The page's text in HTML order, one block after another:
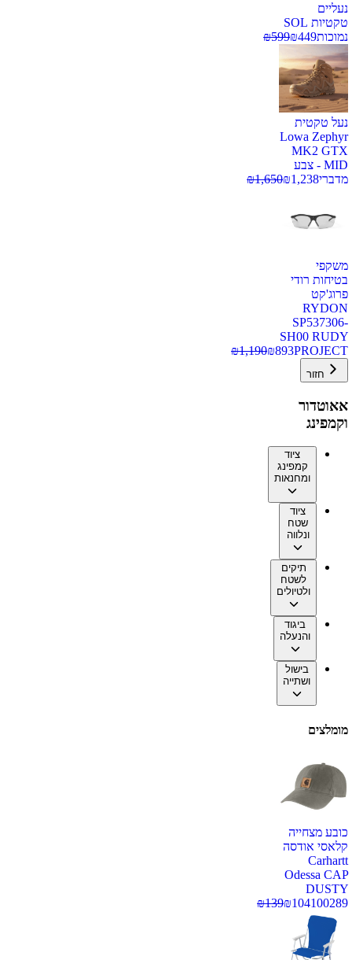
נעליים
טקטיות SOL
נמוכות
₪449
₪599
נעל טקטית
Lowa Zephyr
MK2 GTX
MID - צבע
מדברי
₪1,238
₪1,650
משקפי
בטיחות רודי
פרוג'קט
RYDON
SP537306-
SH00 RUDY
PROJECT
₪893
₪1,190
חזור
אאוטדור
וקמפינג
ציוד
קמפינג
ומחנאות
ציוד
שטח
ונלווה
תיקים
לשטח
ולטיולים
ביגוד
והנעלה
בישול
ושתייה
מומלצים
כובע מצחייה
קלאסי אודסה
Carhartt
Odessa CAP
DUSTY
100289
₪104
₪139